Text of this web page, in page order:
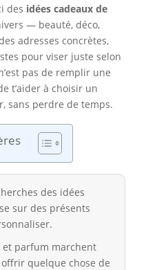
des idées cadeaux de
— beauté, déco,
adresses concrètes,
pour viser juste selon
pas de remplir une
t’aider à choisir un
sans perdre de temps.
des idées
sur des présents
et parfum marchent
quelque chose de